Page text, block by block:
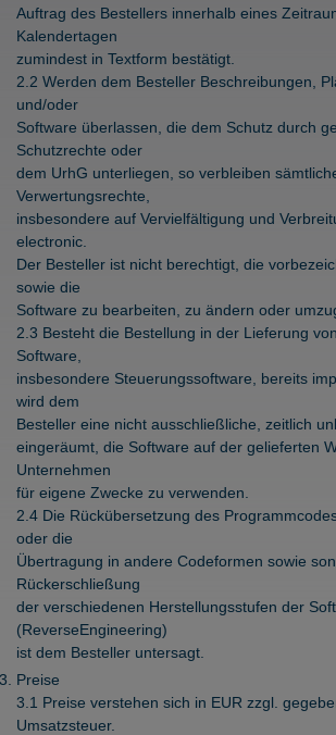
Auftrag des Bestellers innerhalb eines
Kalendertagen
zumindest in Textform bestätigt.
2.2 Werden dem Besteller Beschreibungen,
und/oder
Software überlassen, die dem Schutz durch
Schutzrechte oder
dem UrhG unterliegen, so verbleiben
Verwertungsrechte,
insbesondere auf Vervielfältigung und
electronic.
Der Besteller ist nicht berechtigt, die
sowie die
Software zu bearbeiten, zu ändern oder
2.3 Besteht die Bestellung in der Lieferung
Software,
insbesondere Steuerungssoftware, bereits
wird dem
Besteller eine nicht ausschließliche, zeitlich
eingeräumt, die Software auf der gelieferten
Unternehmen
für eigene Zwecke zu verwenden.
2.4 Die Rückübersetzung des
oder die
Übertragung in andere Codeformen sowie
Rückerschließung
der verschiedenen Herstellungsstufen der
(ReverseEngineering)
ist dem Besteller untersagt.
Preise
3.1 Preise verstehen sich in EUR zzgl.
Umsatzsteuer.